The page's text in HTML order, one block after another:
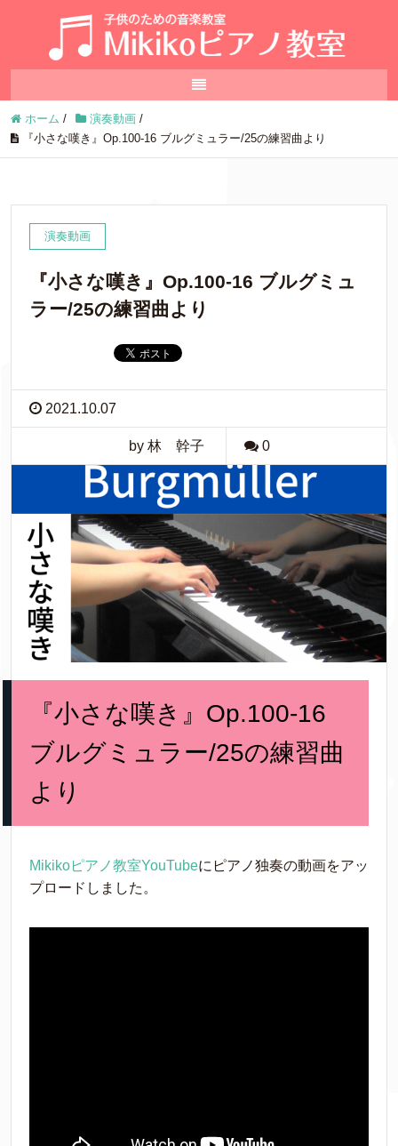
ホーム / 演奏動画 /
『小さな嘆き』Op.100-16 ブルグミュラー/25の練習曲より
演奏動画
『小さな嘆き』Op.100-16 ブルグミュ
ラー/25の練習曲より
2021.10.07
by 林 幹子 0
『小さな嘆き』Op.100-16
ブルグミュラー/25の練習曲
より
Mikikoピアノ教室YouTubeにピアノ独奏の動画をアッ
プロードしました。